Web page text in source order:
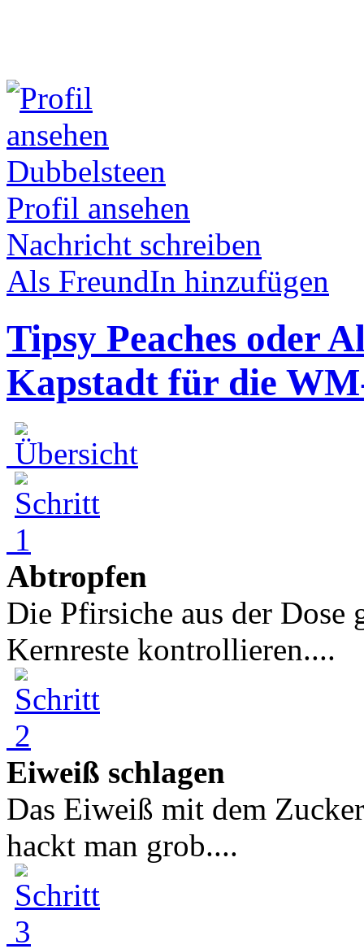
Dubbelsteen
Profil ansehen
Nachricht schreiben
Als FreundIn hinzufügen
Tipsy Peaches oder
Kapstadt für die
Abtropfen
Die Pfirsiche aus der Dose
Kernreste kontrollieren....
Eiweiß schlagen
Das Eiweiß mit dem
hackt man grob....